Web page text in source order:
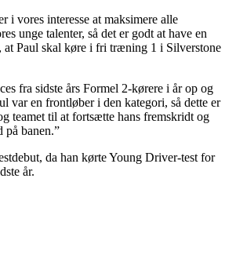
i vores interesse at maksimere alle
unge talenter, så det er godt at have en
at Paul skal køre i fri træning 1 i Silverstone
fra sidste års Formel 2-kørere i år op og
var en frontløber i den kategori, så dette er
teamet til at fortsætte hans fremskridt og
banen.”
da han kørte Young Driver-test for
år.